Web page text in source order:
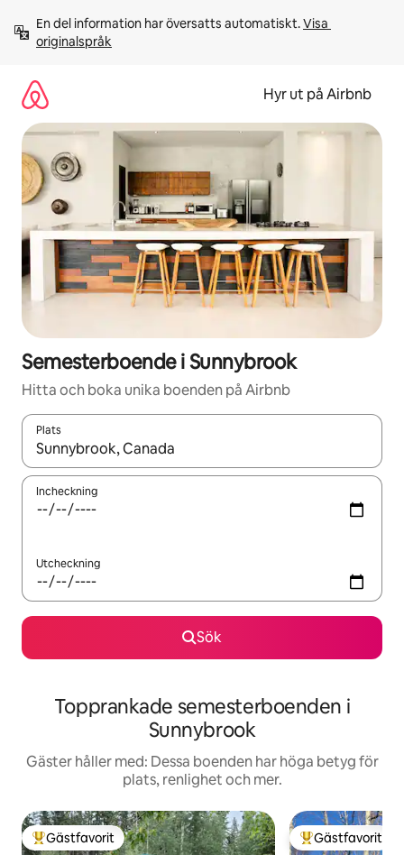
innehåll
En del information har översatts automatiskt. Visa
originalspråk
Hyr ut på Airbnb
Semesterboende i Sunnybrook
Hitta och boka unika boenden på Airbnb
Plats
När resultaten är tillgängliga kan du navigera med upp- och
Incheckning
Utcheckning
Sök
Topprankade semesterboenden i
Sunnybrook
Gäster håller med: Dessa boenden har höga betyg för
plats, renlighet och mer.
Populär gästfavorit
Gästfavorit Populär
Gästfavorit